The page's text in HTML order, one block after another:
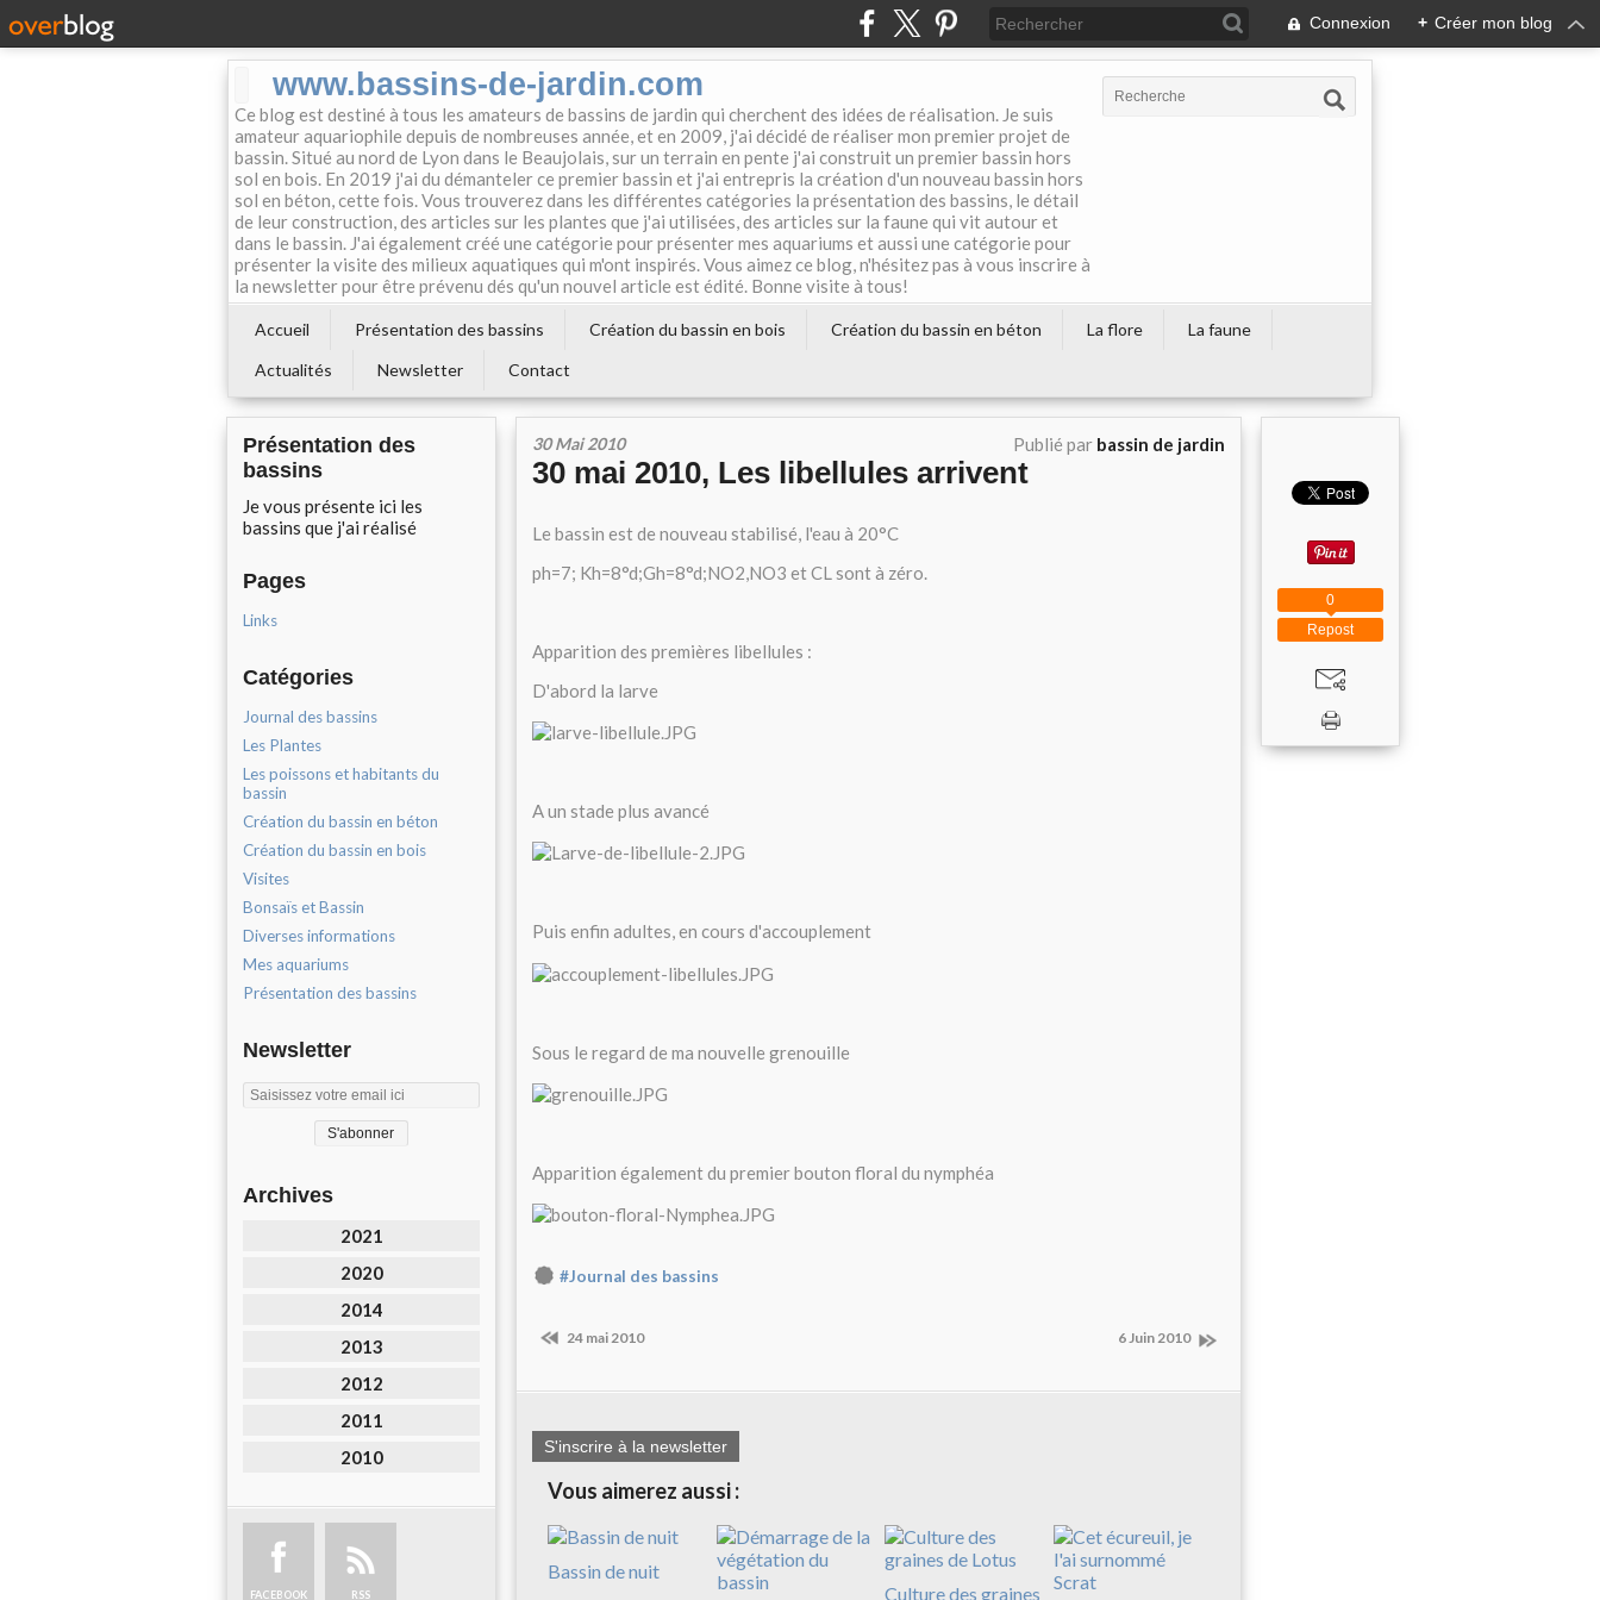
Connexion + Créer mon blog
www.bassins-de-jardin.com
Ce blog est destiné à tous les amateurs de bassins de jardin qui cherchent des idées de réalisation. Je suis
amateur aquariophile depuis de nombreuses année, et en 2009, j'ai décidé de réaliser mon premier projet de
bassin. Situé au nord de Lyon dans le Beaujolais, sur un terrain en pente j'ai construit un premier bassin hors
sol en bois. En 2019 j'ai du démanteler ce premier bassin et j'ai entrepris la création d'un nouveau bassin hors
sol en béton, cette fois. Vous trouverez dans les différentes catégories la présentation des bassins, le détail
de leur construction, des articles sur les plantes que j'ai utilisées, des articles sur la faune qui vit autour et
dans le bassin. J'ai également créé une catégorie pour présenter mes aquariums et aussi une catégorie pour
présenter la visite des milieux aquatiques qui m'ont inspirés. Vous aimez ce blog, n'hésitez pas à vous inscrire à
la newsletter pour être prévenu dés qu'un nouvel article est édité. Bonne visite à tous!
Accueil Présentation des bassins Création du bassin en bois Création du bassin en béton La flore
La faune
Actualités
Newsletter Contact
Présentation des
bassins
Je vous présente ici les
bassins que j'ai réalisé
Pages
Links
Catégories
Journal des bassins
Les Plantes
Les poissons et habitants du
bassin
Création du bassin en béton
Création du bassin en bois
Visites
Bonsaïs et Bassin
Diverses informations
Mes aquariums
Présentation des bassins
Newsletter
Archives
2021
2020
2014
2013
2012
2011
2010
FACEBOOK RSS
30 Mai 2010 Publié par bassin de jardin
30 mai 2010, Les libellules arrivent
Le bassin est de nouveau stabilisé, l'eau à 20°C
ph=7; Kh=8°d;Gh=8°d;NO2,NO3 et CL sont à zéro.
Apparition des premières libellules :
D'abord la larve
A un stade plus avancé
Puis enfin adultes, en cours d'accouplement
Sous le regard de ma nouvelle grenouille
Apparition également du premier bouton floral du nymphéa
#Journal des bassins
24 mai 2010 6 Juin 2010
S'inscrire à la newsletter
Vous aimerez aussi :
Bassin de nuit
Culture des graines
Repost
0